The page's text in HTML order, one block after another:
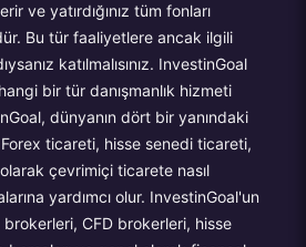
ve yatırdığınız tüm fonları
Bu tür faaliyetlere ancak ilgili
katılmalısınız. InvestinGoal
bir tür danışmanlık hizmeti
dünyanın dört bir yanındaki
Forex ticareti, hisse senedi ticareti,
çevrimiçi ticarete nasıl
yardımcı olur. InvestinGoal'un
CFD brokerleri, hisse